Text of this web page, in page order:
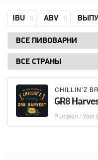
IBU ABV
CHILLIN’Z
GR8
Pumpkin / Yam